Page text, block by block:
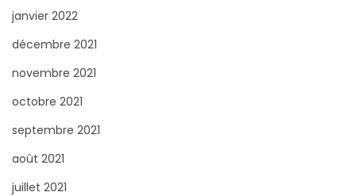
janvier 2022
décembre 2021
novembre 2021
octobre 2021
septembre 2021
août 2021
juillet 2021